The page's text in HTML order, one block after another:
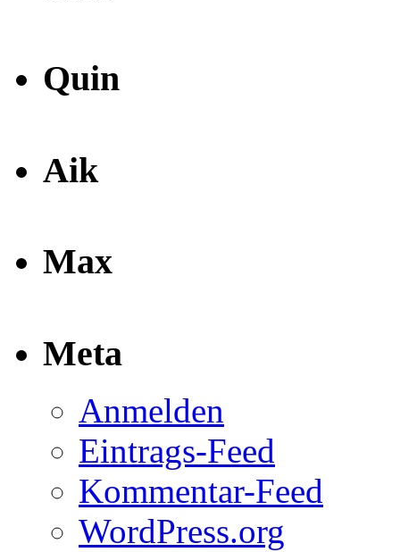
Quin
Aik
Max
Meta
Anmelden
Eintrags-Feed
Kommentar-Feed
WordPress.org